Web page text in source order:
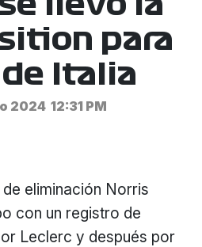
para
de Italia
2024 12:31 PM
eliminación Norris
con un registro de
Leclerc y después por